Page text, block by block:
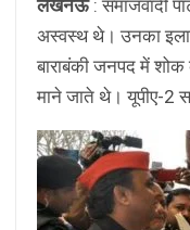
लखनऊ: समाजवादी
अस्वस्थ थे। उनका
बाराबंकी जनपद में शोक
माने जाते थे। यूपीए-2